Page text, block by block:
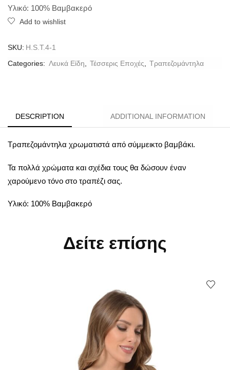
Υλικό: 100% Βαμβακερό
Add to wishlist
SKU: H.S.T.4-1
Categories: Λευκά Είδη Τέσσερις Εποχές Τραπεζομάντηλα
DESCRIPTION ADDITIONAL INFORMATION
Τραπεζομάντηλα χρωματιστά από σύμμεικτο βαμβάκι.
Τα πολλά χρώματα και σχέδια τους θα δώσουν έναν
χαρούμενο τόνο στο τραπέζι σας.
Υλικό: 100% Βαμβακερό
Δείτε επίσης